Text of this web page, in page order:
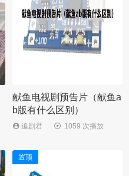
献鱼电视剧预告片（献鱼a
b版有什么区别）
追剧君 1059 次播放
置顶